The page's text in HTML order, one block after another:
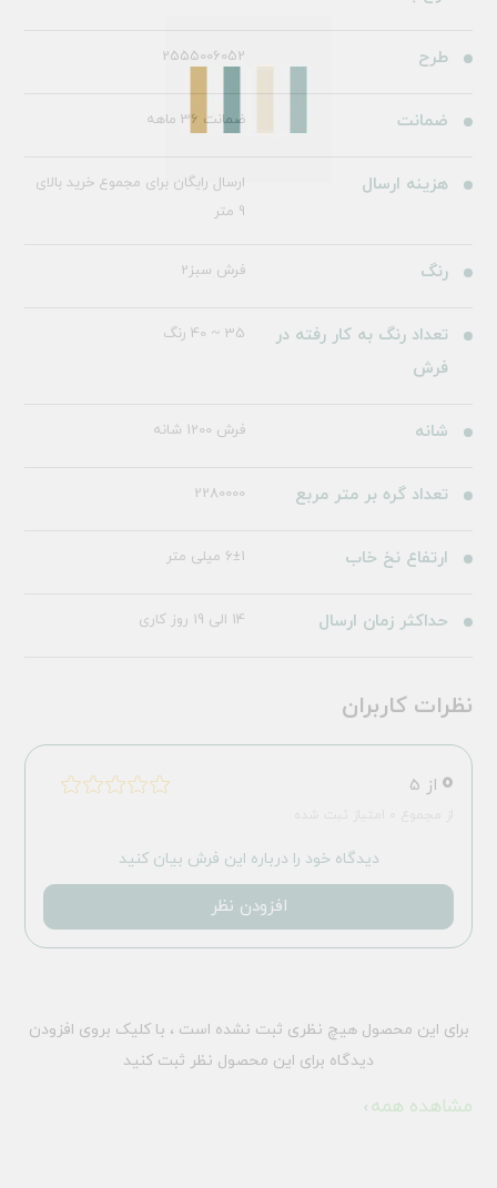
طرح 2555006052
ضمانت ضمانت 36 ماهه
هزینه ارسال
ارسال رایگان برای مجموع خرید بالای
9 متر
رنگ فرش سبز2
تعداد رنگ به کار رفته در
فرش
35 ~ 40 رنگ
شانه فرش 1200 شانه
تعداد گره بر متر مربع 2280000
ارتفاع نخ خاب 6±1 میلی متر
حداکثر زمان ارسال 14 الی 19 روز کاری
نظرات کاربران
0 از 5
دیدگاه خود را درباره این فرش بیان کنید
افزودن نظر
برای این محصول هیچ نظری ثبت نشده است ، با کلیک بروی افزودن
دیدگاه برای این محصول نظر ثبت کنید
مشاهده همه